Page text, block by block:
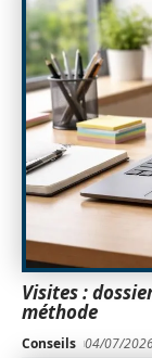
Visites :
méthode
Conseils 04/07/